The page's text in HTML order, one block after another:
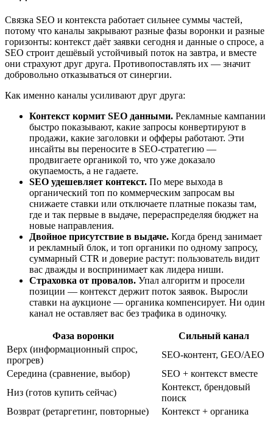
Связка SEO и контекста работает сильнее суммы частей,
потому что каналы закрывают разные фазы воронки и разные
горизонты: контекст даёт заявки сегодня и данные о спросе, а
SEO строит дешёвый устойчивый поток на завтра, и вместе
они страхуют друг друга. Противопоставлять их — значит
добровольно отказываться от синергии.
Как именно каналы усиливают друг друга:
Контекст кормит SEO данными. Рекламные кампании
быстро показывают, какие запросы конвертируют в
продажи, какие заголовки и офферы работают. Эти
инсайты вы переносите в SEO-стратегию —
продвигаете органикой то, что уже доказало
окупаемость, а не гадаете.
SEO удешевляет контекст. По мере выхода в
органический топ по коммерческим запросам вы
снижаете ставки или отключаете платные показы там,
где и так первые в выдаче, перераспределяя бюджет на
новые направления.
Двойное присутствие в выдаче. Когда бренд занимает
и рекламный блок, и топ органики по одному запросу,
суммарный CTR и доверие растут: пользователь видит
вас дважды и воспринимает как лидера ниши.
Страховка от провалов. Упал алгоритм и просели
позиции — контекст держит поток заявок. Выросли
ставки на аукционе — органика компенсирует. Ни один
канал не оставляет вас без трафика в одиночку.
Фаза воронки
Сильный канал
Верх (информационный спрос,
прогрев)
SEO-контент, GEO/AEO
Середина (сравнение, выбор)
SEO + контекст вместе
Низ (готов купить сейчас)
Контекст, брендовый
поиск
Возврат (ретаргетинг, повторные)
Контекст + органика